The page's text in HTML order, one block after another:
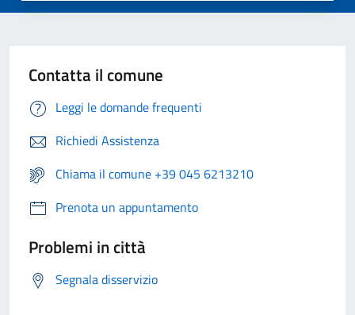
Contatta il comune
Leggi le domande frequenti
Richiedi Assistenza
Chiama il comune +39 045 6213210
Prenota un appuntamento
Problemi in città
Segnala disservizio